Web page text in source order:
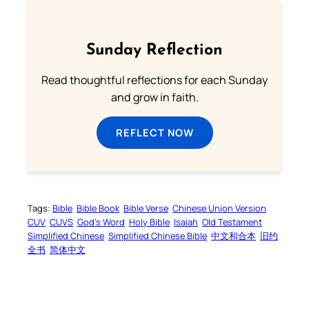
Sunday Reflection
Read thoughtful reflections for each Sunday
and grow in faith.
REFLECT NOW
Tags: Bible Bible Book Bible Verse Chinese Union Version
CUV CUVS God’s Word Holy Bible Isaiah Old Testament
Simplified Chinese Simplified Chinese Bible 中文和合本 旧约
全书 简体中文